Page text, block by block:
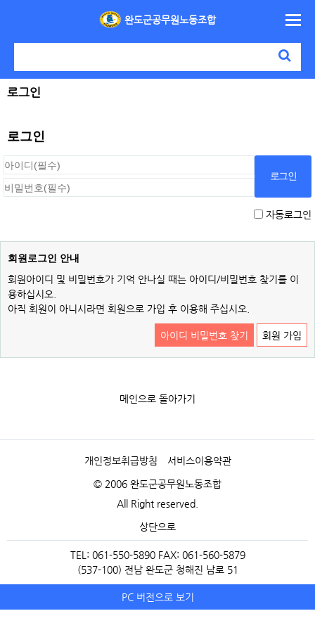
완도군공무원노동조합
로그인
로그인
자동로그인
회원로그인 안내
회원아이디 및 비밀번호가 기억 안나실 때는 아이디/비밀번호 찾기를 이
용하십시오.
아직 회원이 아니시라면 회원으로 가입 후 이용해 주십시오.
아이디 비밀번호 찾기 회원 가입
메인으로 돌아가기
개인정보취급방침 서비스이용약관
© 2006 완도군공무원노동조합
All Right reserved.
상단으로
TEL: 061-550-5890 FAX: 061-560-5879
(537-100) 전남 완도군 청해진 남로 51
PC 버전으로 보기